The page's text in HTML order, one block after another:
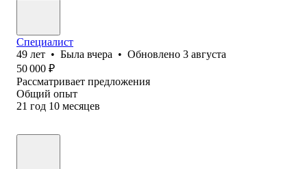
Специалист
49 лет • Была вчера • Обновлено 3 августа
50 000 ₽
Рассматривает предложения
Общий опыт
21 год 10 месяцев